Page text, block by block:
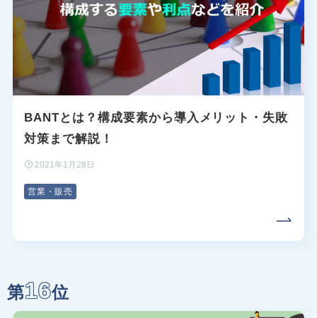
BANTとは？構成要素から導入メリット・失敗
対策まで解説！
2021年1月28日
営業・販売
第16位